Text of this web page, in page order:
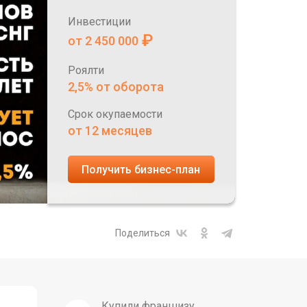
Инвестиции
от 2 450 000 ₽
Роялти
2,5% от оборота
Срок окупаемости
от 12 месяцев
Получить бизнес-план
Поделиться